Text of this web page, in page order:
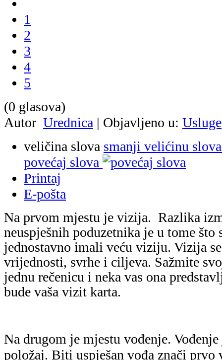
1
2
3
4
5
(0 glasova)
Autor Urednica | Objavljeno u: Usluge
veličina slova smanji velićinu slova
povećaj slova
Printaj
E-pošta
Na prvom mjestu je vizija. Razlika
neuspješnih poduzetnika je u tome što
jednostavno imali veću viziju. Vizija
vrijednosti, svrhe i ciljeva. Sažmite
jednu rečenicu i neka vas ona
bude vaša vizit karta.
Na drugom je mjestu vođenje.
položaj. Biti uspješan vođa znači prvo